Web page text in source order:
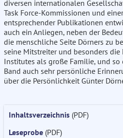
diversen internationalen
Task Force-Kommissionen und
entsprechender Publikationen
auch ein Anliegen, neben der
die menschliche Seite Dörners zu
seine Mitstreiter und besonders die
Institutes als große Familie, und
Band auch sehr persönliche
über die Persönlichkeit Günter
Inhaltsverzeichnis (PDF)
Leseprobe (PDF)